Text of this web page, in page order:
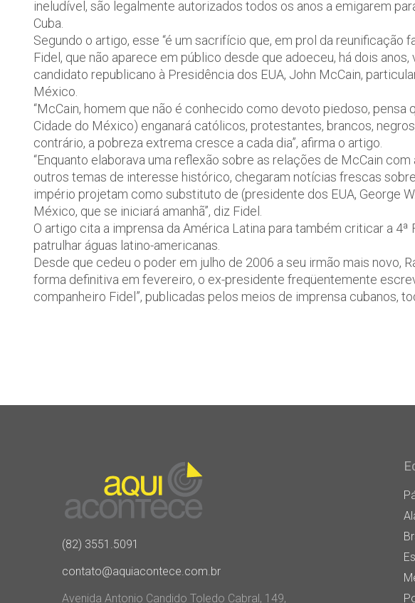
ineludível, são legalmente autorizados todos os anos a emigarem
Cuba.
Segundo o artigo, esse “é um sacrifício que, em prol da reunificação
Fidel, que não aparece em público desde que adoeceu, há dois
candidato republicano à Presidência dos EUA, John McCain,
México.
“McCain, homem que não é conhecido como devoto piedoso, pensa
Cidade do México) enganará católicos, protestantes, brancos,
contrário, a pobreza extrema cresce a cada dia”, afirma o artigo.
“Enquanto elaborava uma reflexão sobre as relações de McCain
outros temas de interesse histórico, chegaram notícias frescas
império projetam como substituto de (presidente dos EUA, George
México, que se iniciará amanhã”, diz Fidel.
O artigo cita a imprensa da América Latina para também criticar a 4ª
patrulhar águas latino-americanas.
Desde que cedeu o poder em julho de 2006 a seu irmão mais novo,
forma definitiva em fevereiro, o ex-presidente freqüentemente
companheiro Fidel”, publicadas pelos meios de imprensa cubanos,
(82) 3551.5091
contato@aquiacontece.com.br
Avenida Antonio Candido Toledo Cabral, 149,